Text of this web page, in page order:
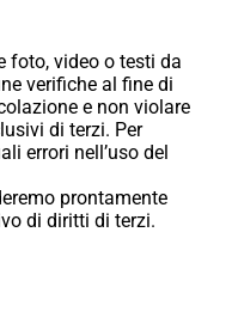
foto, video o testi da
verifiche al fine di
e non violare
di terzi. Per
errori nell’uso del
prontamente
di diritti di terzi.